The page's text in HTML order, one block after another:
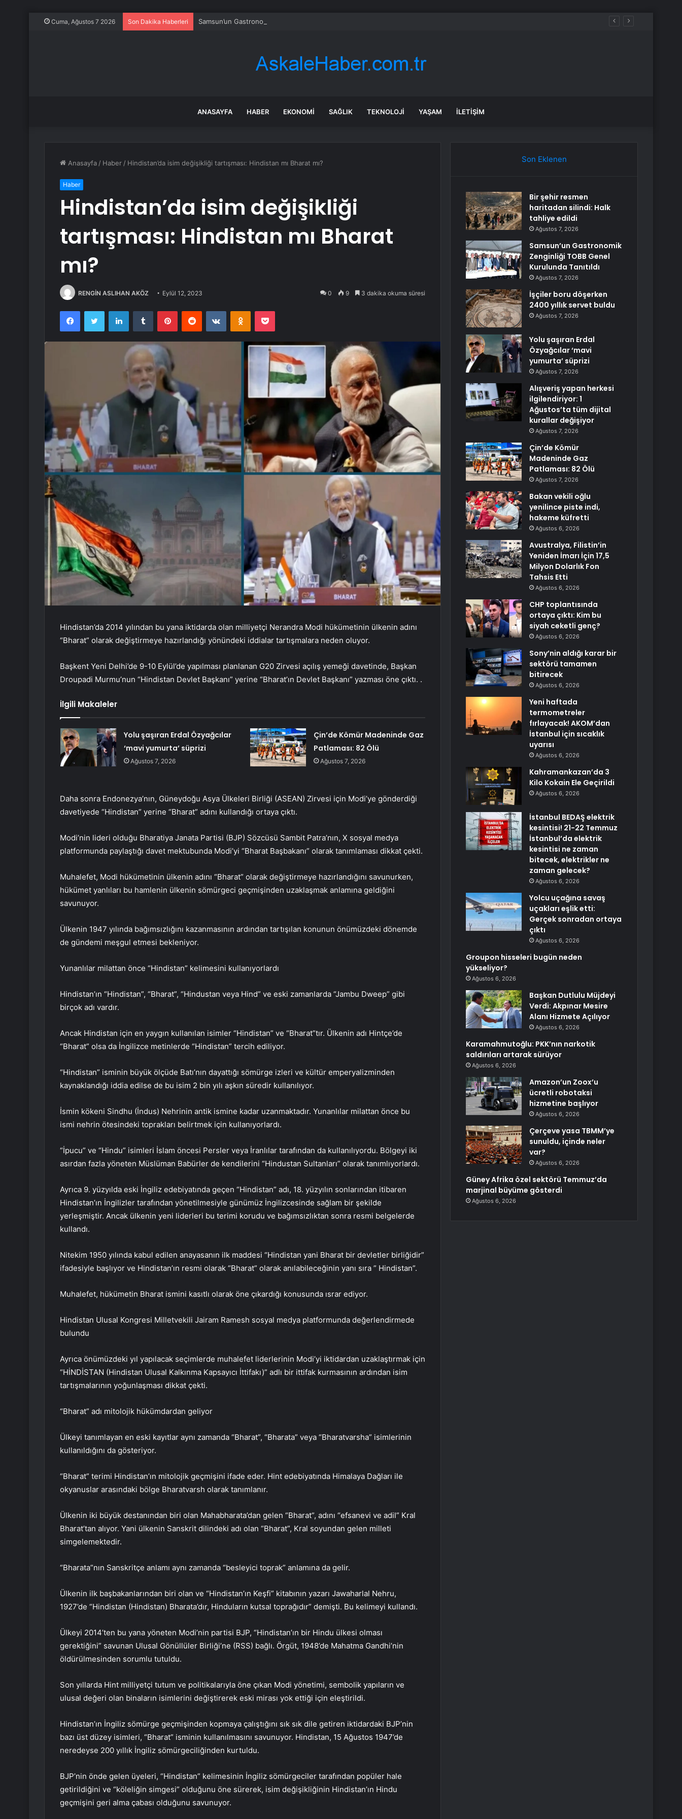
Cuma, Ağustos 7 2026 Son Dakika Haberleri Samsun’un Gastronomik Zenginliği TOBB Genel Kurulunda Tanıtıldı
ANASAYFA HABER EKONOMI SAĞLIK TEKNOLOJI YAŞAM İLETIŞIM
Anasayfa / Haber / Hindistan’da isim değişikliği tartışması: Hindistan mı Bharat mı?
Haber
Hindistan’da isim değişikliği
tartışması: Hindistan mı Bharat
mı?
RENGİN ASLIHAN AKÖZ Eylül 12, 2023 0 9 3 dakika okuma süresi
FacebookTwitter LinkedInTumblr PinterestReddit VKontakteOdnoklassniki
Pocket
Hindistan’da 2014 yılından bu yana iktidarda olan milliyetçi Nerandra Modi hükümetinin ülkenin adını
“Bharat” olarak değiştirmeye hazırlandığı yönündeki iddialar tartışmalara neden oluyor.
Başkent Yeni Delhi’de 9-10 Eylül’de yapılması planlanan G20 Zirvesi açılış yemeği davetinde, Başkan
Droupadi Murmu’nun “Hindistan Devlet Başkanı” yerine “Bharat’ın Devlet Başkanı” yazması öne çıktı. .
İlgili Makaleler
Yolu şaşıran Erdal Özyağcılar
‘mavi yumurta’ süprizi
Ağustos 7, 2026
Çin’de Kömür Madeninde Gaz
Patlaması: 82 Ölü
Ağustos 7, 2026
Daha sonra Endonezya’nın, Güneydoğu Asya Ülkeleri Birliği (ASEAN) Zirvesi için Modi’ye gönderdiği
davetiyede “Hindistan” yerine “Bharat” adını kullandığı ortaya çıktı.
Modi’nin lideri olduğu Bharatiya Janata Partisi (BJP) Sözcüsü Sambit Patra’nın, X sosyal medya
platformunda paylaştığı davet mektubunda Modi’yi “Bharat Başbakanı” olarak tanımlaması dikkat çekti.
Muhalefet, Modi hükümetinin ülkenin adını “Bharat” olarak değiştirmeye hazırlandığını savunurken,
hükümet yanlıları bu hamlenin ülkenin sömürgeci geçmişinden uzaklaşmak anlamına geldiğini
savunuyor.
Ülkenin 1947 yılında bağımsızlığını kazanmasının ardından tartışılan konunun önümüzdeki dönemde
de gündemi meşgul etmesi bekleniyor.
Yunanlılar milattan önce “Hindistan” kelimesini kullanıyorlardı
Hindistan’ın “Hindistan”, “Bharat”, “Hindustan veya Hind” ve eski zamanlarda “Jambu Dweep” gibi
birçok adı vardır.
Ancak Hindistan için en yaygın kullanılan isimler “Hindistan” ve “Bharat”tır. Ülkenin adı Hintçe’de
“Bharat” olsa da İngilizce metinlerde “Hindistan” tercih ediliyor.
“Hindistan” isminin büyük ölçüde Batı’nın dayattığı sömürge izleri ve kültür emperyalizminden
kaynaklandığı iddia edilse de bu isim 2 bin yılı aşkın süredir kullanılıyor.
İsmin kökeni Sindhu (İndus) Nehrinin antik ismine kadar uzanmaktadır. Yunanlılar milattan önce bu
ismi nehrin ötesindeki toprakları belirtmek için kullanıyorlardı.
“İpucu” ve “Hindu” isimleri İslam öncesi Persler veya İranlılar tarafından da kullanılıyordu. Bölgeyi iki
asırdan fazla yöneten Müslüman Babürler de kendilerini “Hindustan Sultanları” olarak tanımlıyorlardı.
Ayrıca 9. yüzyılda eski İngiliz edebiyatında geçen “Hindistan” adı, 18. yüzyılın sonlarından itibaren
Hindistan’ın İngilizler tarafından yönetilmesiyle günümüz İngilizcesinde sağlam bir şekilde
yerleşmiştir. Ancak ülkenin yeni liderleri bu terimi korudu ve bağımsızlıktan sonra resmi belgelerde
kullandı.
Nitekim 1950 yılında kabul edilen anayasanın ilk maddesi “Hindistan yani Bharat bir devletler birliğidir”
ifadesiyle başlıyor ve Hindistan’ın resmi olarak “Bharat” olarak anılabileceğinin yanı sıra ” Hindistan”.
Muhalefet, hükümetin Bharat ismini kasıtlı olarak öne çıkardığı konusunda ısrar ediyor.
Hindistan Ulusal Kongresi Milletvekili Jairam Ramesh sosyal medya platformunda değerlendirmede
bulundu
Ayrıca önümüzdeki yıl yapılacak seçimlerde muhalefet liderlerinin Modi’yi iktidardan uzaklaştırmak için
“HİNDİSTAN (Hindistan Ulusal Kalkınma Kapsayıcı İttifakı)” adlı bir ittifak kurmasının ardından isim
tartışmalarının yoğunlaşması dikkat çekti.
“Bharat” adı mitolojik hükümdardan geliyor
Ülkeyi tanımlayan en eski kayıtlar aynı zamanda “Bharat”, “Bharata” veya “Bharatvarsha” isimlerinin
kullanıldığını da gösteriyor.
“Bharat” terimi Hindistan’ın mitolojik geçmişini ifade eder. Hint edebiyatında Himalaya Dağları ile
okyanuslar arasındaki bölge Bharatvarsh olarak tanımlanır.
Ülkenin iki büyük destanından biri olan Mahabharata’dan gelen “Bharat”, adını “efsanevi ve adil” Kral
Bharat’tan alıyor. Yani ülkenin Sanskrit dilindeki adı olan “Bharat”, Kral soyundan gelen milleti
simgelemektedir.
“Bharata”nın Sanskritçe anlamı aynı zamanda “besleyici toprak” anlamına da gelir.
Ülkenin ilk başbakanlarından biri olan ve “Hindistan’ın Keşfi” kitabının yazarı Jawaharlal Nehru,
1927’de “Hindistan (Hindistan) Bharata’dır, Hinduların kutsal toprağıdır” demişti. Bu kelimeyi kullandı.
Ülkeyi 2014’ten bu yana yöneten Modi’nin partisi BJP, “Hindistan’ın bir Hindu ülkesi olması
gerektiğini” savunan Ulusal Gönüllüler Birliği’ne (RSS) bağlı. Örgüt, 1948’de Mahatma Gandhi’nin
öldürülmesinden sorumlu tutuldu.
Son yıllarda Hint milliyetçi tutum ve politikalarıyla öne çıkan Modi yönetimi, sembolik yapıların ve
ulusal değeri olan binaların isimlerini değiştirerek eski mirası yok ettiği için eleştirildi.
Hindistan’ın İngiliz sömürge geçmişinden kopmaya çalıştığını sık sık dile getiren iktidardaki BJP’nin
bazı üst düzey isimleri, “Bharat” isminin kullanılmasını savunuyor. Hindistan, 15 Ağustos 1947’de
neredeyse 200 yıllık İngiliz sömürgeciliğinden kurtuldu.
BJP’nin önde gelen üyeleri, “Hindistan” kelimesinin İngiliz sömürgeciler tarafından popüler hale
getirildiğini ve “köleliğin simgesi” olduğunu öne sürerek, isim değişikliğinin Hindistan’ın Hindu
geçmişini geri alma çabası olduğunu savunuyor.
Son Eklenen
Bir şehir resmen
haritadan silindi: Halk
tahliye edildi
Ağustos 7, 2026
Samsun’un Gastronomik
Zenginliği TOBB Genel
Kurulunda Tanıtıldı
Ağustos 7, 2026
İşçiler boru döşerken
2400 yıllık servet buldu
Ağustos 7, 2026
Yolu şaşıran Erdal
Özyağcılar ‘mavi
yumurta’ süprizi
Ağustos 7, 2026
Alışveriş yapan herkesi
ilgilendiriyor: 1
Ağustos’ta tüm dijital
kurallar değişiyor
Ağustos 7, 2026
Çin’de Kömür
Madeninde Gaz
Patlaması: 82 Ölü
Ağustos 7, 2026
Bakan vekili oğlu
yenilince piste indi,
hakeme küfretti
Ağustos 6, 2026
Avustralya, Filistin’in
Yeniden İmarı İçin 17,5
Milyon Dolarlık Fon
Tahsis Etti
Ağustos 6, 2026
CHP toplantısında
ortaya çıktı: Kim bu
siyah ceketli genç?
Ağustos 6, 2026
Sony’nin aldığı karar bir
sektörü tamamen
bitirecek
Ağustos 6, 2026
Yeni haftada
termometreler
fırlayacak! AKOM’dan
İstanbul için sıcaklık
uyarısı
Ağustos 6, 2026
Kahramankazan’da 3
Kilo Kokain Ele Geçirildi
Ağustos 6, 2026
İstanbul BEDAŞ elektrik
kesintisi! 21-22 Temmuz
İstanbul’da elektrik
kesintisi ne zaman
bitecek, elektrikler ne
zaman gelecek?
Ağustos 6, 2026
Yolcu uçağına savaş
uçakları eşlik etti:
Gerçek sonradan ortaya
çıktı
Ağustos 6, 2026
Groupon hisseleri bugün neden
yükseliyor?
Ağustos 6, 2026
Başkan Dutlulu Müjdeyi
Verdi: Akpınar Mesire
Alanı Hizmete Açılıyor
Ağustos 6, 2026
Karamahmutoğlu: PKK’nın narkotik
saldırıları artarak sürüyor
Ağustos 6, 2026
Amazon’un Zoox’u
ücretli robotaksi
hizmetine başlıyor
Ağustos 6, 2026
Çerçeve yasa TBMM’ye
sunuldu, içinde neler
var?
Ağustos 6, 2026
Güney Afrika özel sektörü Temmuz’da
marjinal büyüme gösterdi
Ağustos 6, 2026